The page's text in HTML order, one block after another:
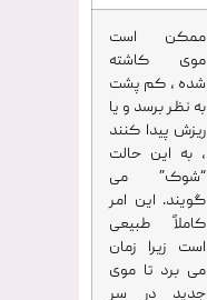
ممکن است
موی کاشته
شده ، کم پشت
به نظر برسد و یا
ریزش پیدا کنند
، به این حالت
“شوک” می
گویند. این امر
کاملاً طبیعی
است زیرا زمان
می برد تا موی
جدید در سر